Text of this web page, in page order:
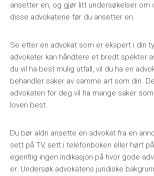
ansetter en, og gjør litt undersøkelser om
disse advokatene før du ansetter en.
Se etter en advokat som er ekspert i din
advokater kan håndtere et bredt spekter
du vil ha best mulig utfall, vil du ha en
behandler saker av samme art som din.
advokaten for deg vil ha mange saker
loven best.
Du bør aldri ansette en advokat fra en
sett på TV, sett i telefonboken eller hørt
egentlig ingen indikasjon på hvor gode
er. Undersøk advokatens juridiske